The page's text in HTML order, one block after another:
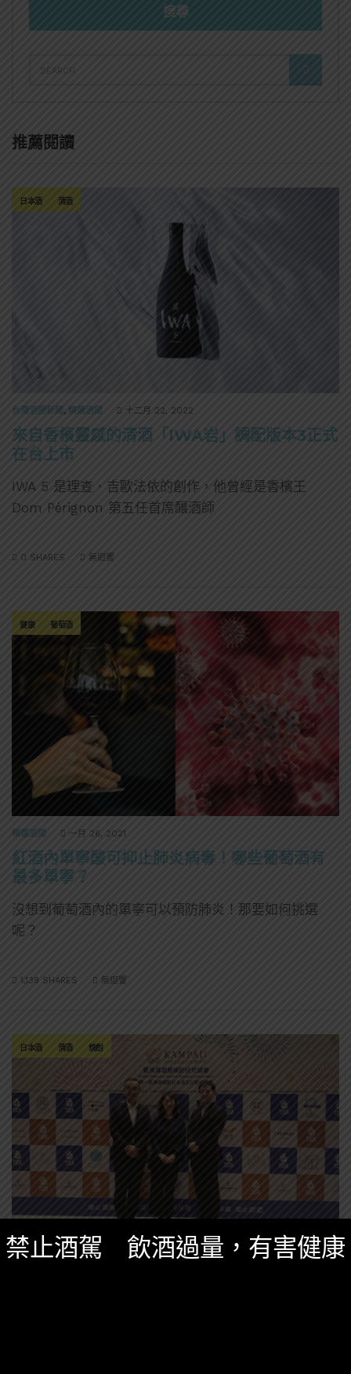
搜尋
FOR:
SEARCH
推薦閱讀
日本酒 清酒
台灣酒圈新聞 , 精選酒聞 十二月 22, 2022
來自香檳靈感的清酒「IWA岩」調配版本3正式
在台上市
IWA 5 是理查．吉歐法依的創作，他曾經是香檳王
Dom Pérignon 第五任首席釀酒師
0 SHARES 無迴響
健康 葡萄酒
精選酒聞 一月 26, 2021
紅酒內單寧酸可抑止肺炎病毒！哪些葡萄酒有
最多單寧？
沒想到葡萄酒內的單寧可以預防肺炎！那要如何挑選
呢？
1,138 SHARES 無迴響
日本酒 清酒 燒酎
台灣酒圈新聞,精選酒聞 十月 3, 2025
禁止酒駕 飲酒過量，有害健康